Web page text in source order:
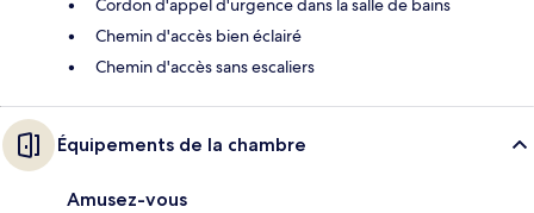
Cordon d'appel d'urgence dans la salle de bains
Chemin d'accès bien éclairé
Chemin d'accès sans escaliers
Équipements de la chambre
Amusez-vous